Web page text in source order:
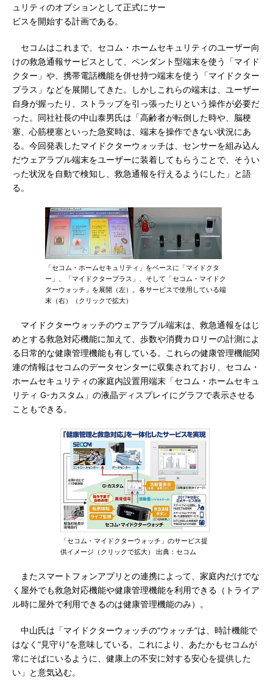
ュリティのオプションとして正式にサー
ビスを開始する計画である。
セコムはこれまで、セコム・ホームセキュリティのユーザー向
けの救急通報サービスとして、ペンダント型端末を使う「マイド
クター」や、携帯電話機能を併せ持つ端末を使う「マイドクター
プラス」などを展開してきた。しかしこれらの端末は、ユーザー
自身が握ったり、ストラップを引っ張ったりという操作が必要だ
った。同社社長の中山泰男氏は「高齢者が転倒した時や、脳梗
塞、心筋梗塞といった急変時は、端末を操作できない状況にあ
る。今回発表したマイドクターウォッチは、センサーを組み込ん
だウェアラブル端末をユーザーに装着してもらうことで、そうい
った状況を自動で検知し、救急通報を行えるようにした」と語
る。
「セコム・ホームセキュリティ」をベースに「マイドクタ
ー」、「マイドクタープラス」、そして「セコム・マイドク
ターウォッチ」を展開（左）。各サービスで使用している端
末（右）（クリックで拡大）
マイドクターウォッチのウェアラブル端末は、救急通報をはじ
めとする救急対応機能に加えて、歩数や消費カロリーの計測によ
る日常的な健康管理機能も有している。これらの健康管理機能関
連の情報はセコムのデータセンターに収集されており、セコム・
ホームセキュリティの家庭内設置用端末「セコム・ホームセキュ
リティ G-カスタム」の液晶ディスプレイにグラフで表示させる
こともできる。
「セコム・マイドクターウォッチ」のサービス提
供イメージ（クリックで拡大） 出典：セコム
またスマートフォンアプリとの連携によって、家庭内だけでな
く屋外でも救急対応機能や健康管理機能を利用できる（トライア
ル時に屋外で利用できるのは健康管理機能のみ）。
中山氏は「マイドクターウォッチの“ウォッチ”は、時計機能で
はなく“見守り”を意味している。これにより、あたかもセコムが
常にそばにいるように、健康上の不安に対する安心を提供した
い」と意気込む。